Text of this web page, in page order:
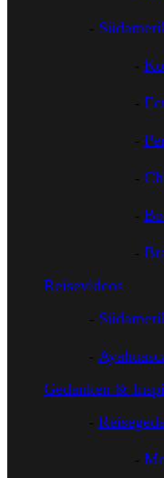
Reisevideos
Gedanken &